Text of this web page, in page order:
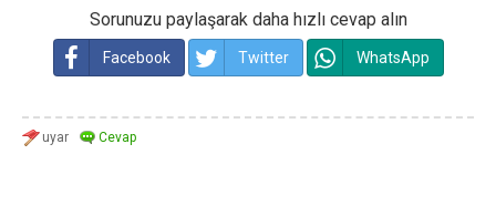
Sorunuzu paylaşarak daha hızlı cevap alın
Facebook Twitter WhatsApp